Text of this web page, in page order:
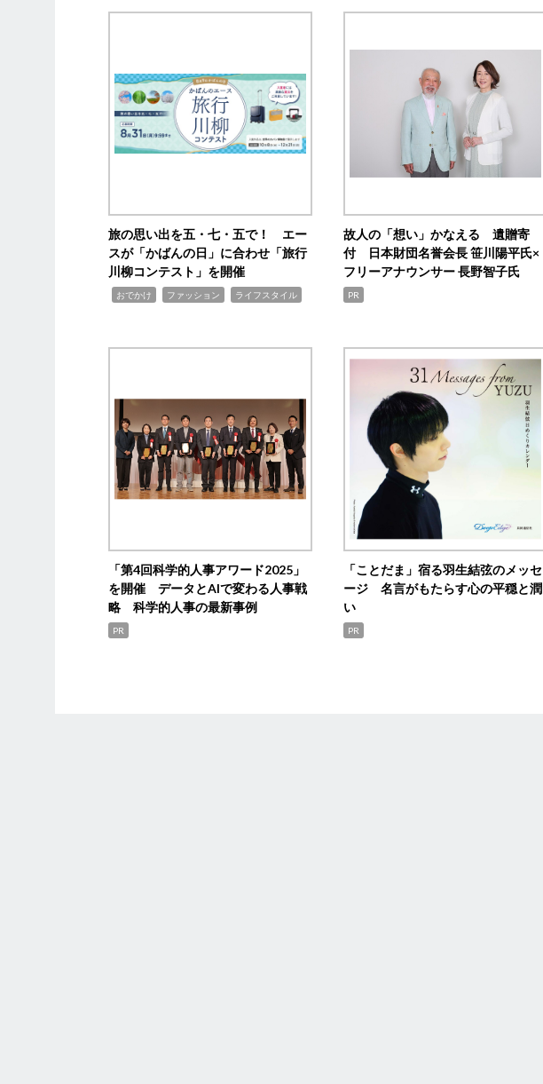
旅の思い出を五・七・五で！ エー
スが「かばんの日」に合わせ「旅行
川柳コンテスト」を開催
おでかけ ファッション ライフスタイル
故人の「想い」かなえる 遺贈寄
付 日本財団名誉会長 笹川陽平氏×
フリーアナウンサー 長野智子氏
PR
「第4回科学的人事アワード2025」
を開催 データとAIで変わる人事戦
略 科学的人事の最新事例
PR
「ことだま」宿る羽生結弦のメッセ
ージ 名言がもたらす心の平穏と潤
い
PR